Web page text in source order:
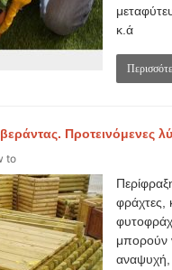
κ.ά
Προτεινόμενες
to
φράχτες,
μπορούν
αναψυχή,